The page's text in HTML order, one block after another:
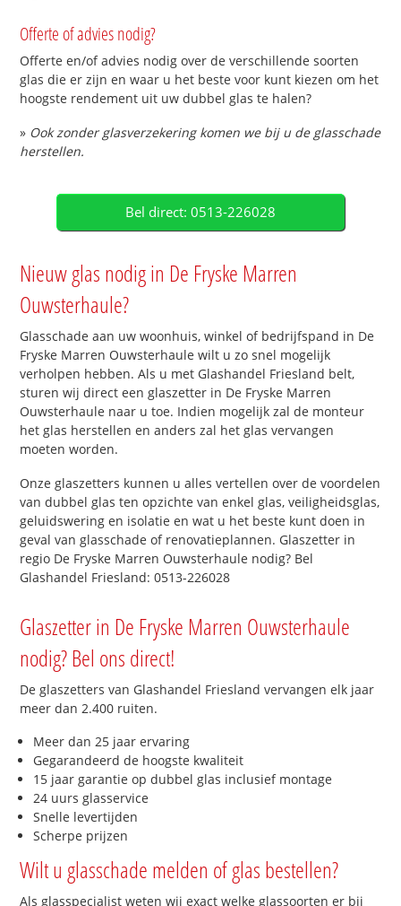
Offerte of advies nodig?
Offerte en/of advies nodig over de verschillende soorten
glas die er zijn en waar u het beste voor kunt kiezen om het
hoogste rendement uit uw dubbel glas te halen?
» Ook zonder glasverzekering komen we bij u de glasschade
herstellen.
Bel direct: 0513-226028
Nieuw glas nodig in De Fryske Marren
Ouwsterhaule?
Glasschade aan uw woonhuis, winkel of bedrijfspand in De
Fryske Marren Ouwsterhaule wilt u zo snel mogelijk
verholpen hebben. Als u met Glashandel Friesland belt,
sturen wij direct een glaszetter in De Fryske Marren
Ouwsterhaule naar u toe. Indien mogelijk zal de monteur
het glas herstellen en anders zal het glas vervangen
moeten worden.
Onze glaszetters kunnen u alles vertellen over de voordelen
van dubbel glas ten opzichte van enkel glas, veiligheidsglas,
geluidswering en isolatie en wat u het beste kunt doen in
geval van glasschade of renovatieplannen. Glaszetter in
regio De Fryske Marren Ouwsterhaule nodig? Bel
Glashandel Friesland: 0513-226028
Glaszetter in De Fryske Marren Ouwsterhaule
nodig? Bel ons direct!
De glaszetters van Glashandel Friesland vervangen elk jaar
meer dan 2.400 ruiten.
Meer dan 25 jaar ervaring
Gegarandeerd de hoogste kwaliteit
15 jaar garantie op dubbel glas inclusief montage
24 uurs glasservice
Snelle levertijden
Scherpe prijzen
Wilt u glasschade melden of glas bestellen?
Als glasspecialist weten wij exact welke glassoorten er bij